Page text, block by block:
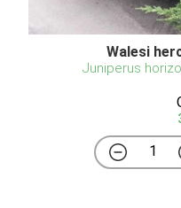
Walesi
Juniperus